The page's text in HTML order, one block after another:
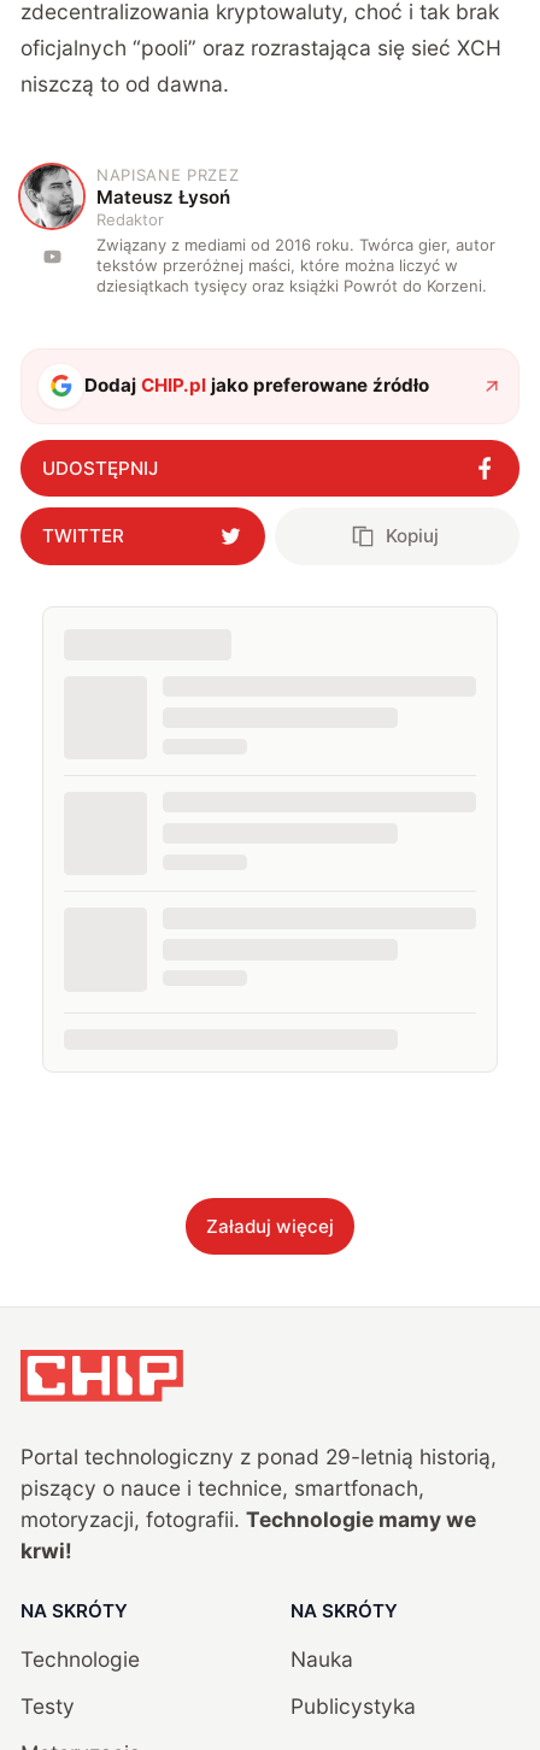
zdecentralizowania kryptowaluty, choć i tak brak
oficjalnych “pooli” oraz rozrastająca się sieć XCH
niszczą to od dawna.
M
NAPISANE PRZEZ
Mateusz Łysoń
Redaktor
Związany z mediami od 2016 roku. Twórca gier, autor
tekstów przeróżnej maści, które można liczyć w
dziesiątkach tysięcy oraz książki Powrót do Korzeni.
DodajCHIP.pl jako preferowane źródło
UDOSTĘPNIJ
TWITTER Kopiuj
Załaduj więcej
Portal technologiczny z ponad 29-letnią historią,
piszący o nauce i technice, smartfonach,
motoryzacji, fotografii. Technologie mamy we
krwi!
NA SKRÓTY
Technologie
Testy
NA SKRÓTY
Nauka
Publicystyka